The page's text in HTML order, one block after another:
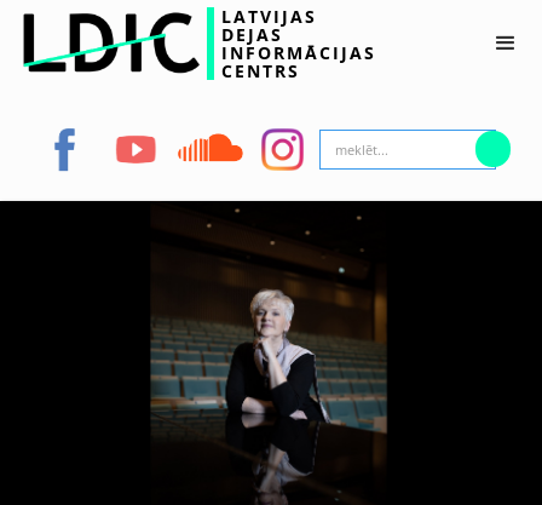
LATVIJAS
DEJAS
INFORMĀCIJAS
CENTRS